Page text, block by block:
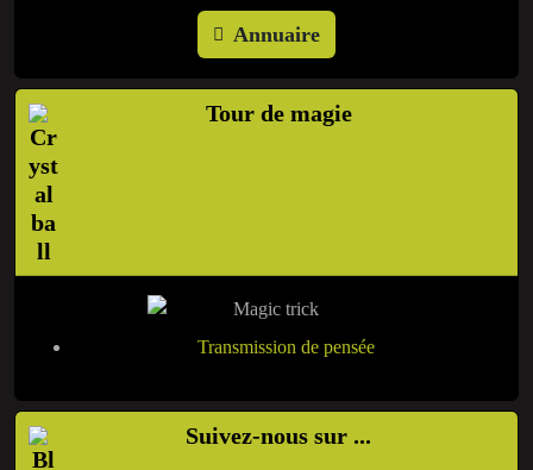
Annuaire
Tour de magie
Transmission de pensée
Suivez-nous sur ...